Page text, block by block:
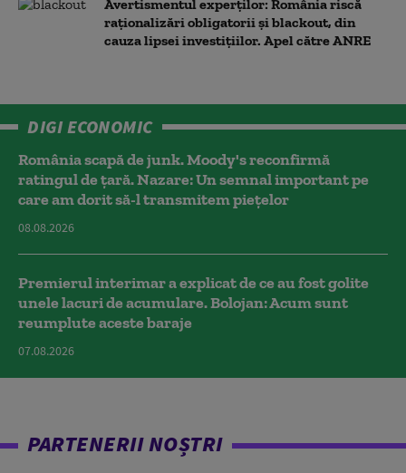
Avertismentul experților: România riscă
raționalizări obligatorii și blackout, din
cauza lipsei investițiilor. Apel către ANRE
DIGI ECONOMIC
România scapă de junk. Moody's reconfirmă
ratingul de țară. Nazare: Un semnal important pe
care am dorit să-l transmitem piețelor
08.08.2026
Premierul interimar a explicat de ce au fost golite
unele lacuri de acumulare. Bolojan: Acum sunt
reumplute aceste baraje
07.08.2026
PARTENERII NOȘTRI